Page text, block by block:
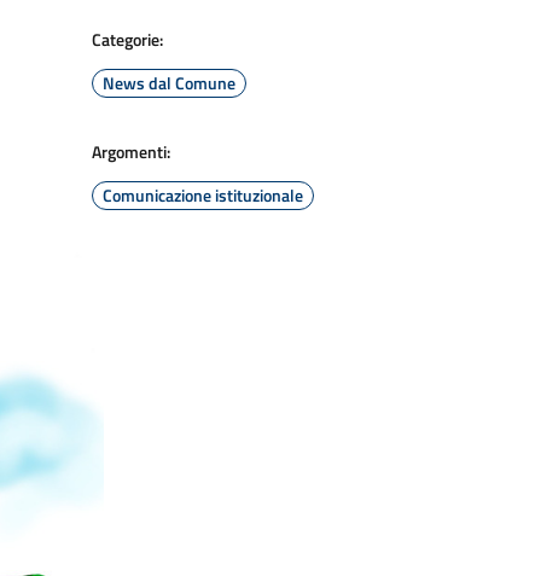
Categorie:
News dal Comune
Argomenti:
Comunicazione istituzionale